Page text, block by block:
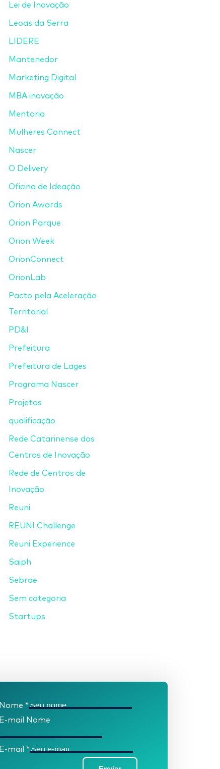
Lei de Inovação
Leoas da Serra
LIDERE
Mantenedor
Marketing Digital
MBA inovação
Mentoria
Mulheres Connect
Nascer
O Delivery
Oficina de Ideação
Orion Awards
Orion Parque
Orion Week
OrionConnect
OrionLab
Pacto pela Aceleração
Territorial
PD&I
Prefeitura
Prefeitura de Lages
Programa Nascer
Projetos
qualificação
Rede Catarinense dos
Centros de Inovação
Rede de Centros de
Inovação
Reuni
REUNI Challenge
Reuni Experience
Saiph
Sebrae
Sem categoria
Startups
Nome*
E-mail Nome
E-mail*